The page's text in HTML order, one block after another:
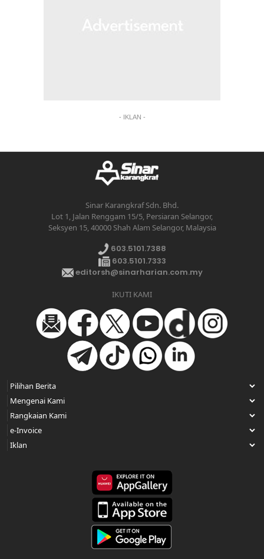
- IKLAN -
Sinar Karangkraf Sdn. Bhd.
Lot 1, Jalan Renggam 15/5, Persiaran Selangor,
Seksyen 15, 40000 Shah Alam Selangor, Malaysia
603.5101.7388
603.5101.7333
editorsh@sinarharian.com.my
IKUTI KAMI